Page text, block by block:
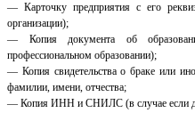
— Карточку предприятия с его
организации);
— Копия документа об
профессиональном образовании);
— Копия свидетельства о браке или
фамилии, имени, отчества;
— Копия ИНН и СНИЛС (в случае если